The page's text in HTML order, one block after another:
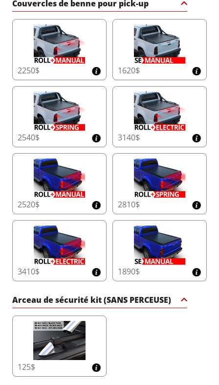
Couvercles de benne pour pick-up
2250$ 1620$
2540$ 3140$
2520$ 2810$
3410$ 1890$
Arceau de sécurité kit (SANS PERCEUSE)
125$